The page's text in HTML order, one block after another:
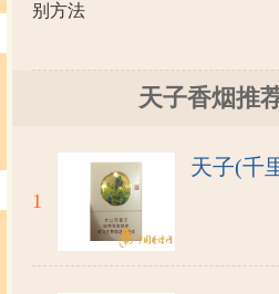
别方法
天子香烟推
1
天子(千